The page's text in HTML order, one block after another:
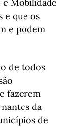
e Mobilidade
e que os
e podem
de todos
fazerem
da
de